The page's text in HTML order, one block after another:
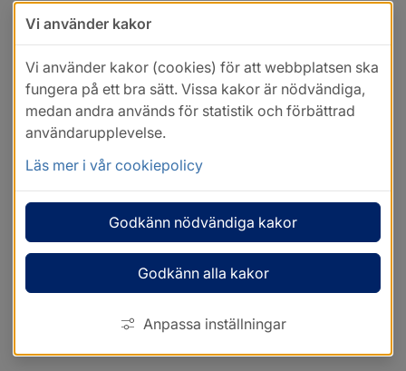
Vi använder kakor
Vi använder kakor (cookies) för att webbplatsen ska
fungera på ett bra sätt. Vissa kakor är nödvändiga,
medan andra används för statistik och förbättrad
användarupplevelse.
Läs mer i vår cookiepolicy
Godkänn nödvändiga kakor
Godkänn alla kakor
Anpassa inställningar